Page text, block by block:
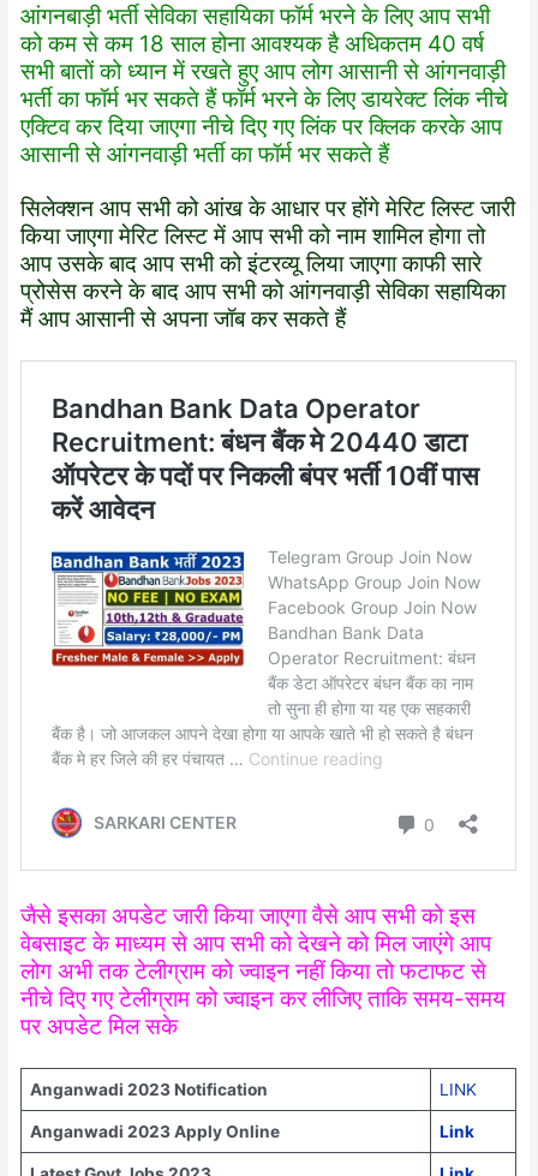
आंगनबाड़ी भर्ती सेविका सहायिका फॉर्म भरने के लिए आप सभी
को कम से कम 18 साल होना आवश्यक है अधिकतम 40 वर्ष
सभी बातों को ध्यान में रखते हुए आप लोग आसानी से आंगनवाड़ी
भर्ती का फॉर्म भर सकते हैं फॉर्म भरने के लिए डायरेक्ट लिंक नीचे
एक्टिव कर दिया जाएगा नीचे दिए गए लिंक पर क्लिक करके आप
आसानी से आंगनवाड़ी भर्ती का फॉर्म भर सकते हैं
सिलेक्शन आप सभी को आंख के आधार पर होंगे मेरिट लिस्ट जारी
किया जाएगा मेरिट लिस्ट में आप सभी को नाम शामिल होगा तो
आप उसके बाद आप सभी को इंटरव्यू लिया जाएगा काफी सारे
प्रोसेस करने के बाद आप सभी को आंगनवाड़ी सेविका सहायिका
मैं आप आसानी से अपना जॉब कर सकते हैं
जैसे इसका अपडेट जारी किया जाएगा वैसे आप सभी को इस
वेबसाइट के माध्यम से आप सभी को देखने को मिल जाएंगे आप
लोग अभी तक टेलीग्राम को ज्वाइन नहीं किया तो फटाफट से
नीचे दिए गए टेलीग्राम को ज्वाइन कर लीजिए ताकि समय-समय
पर अपडेट मिल सके
Anganwadi2023 Notification LINK
Anganwadi 2023 Apply Online Link